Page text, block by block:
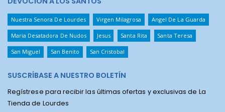
Nuestra Senora De Lourdes Virgen Milagrosa Angel De La Guarda
Maria Desatadora De Nudos Jesus Santa Rita Santa Teresa
San Miguel San Benito San Cristobal
SUSCRÍBASE A NUESTRO BOLETÍN
Regístrese para recibir las últimas ofertas y exclusivas de La
Tienda de Lourdes